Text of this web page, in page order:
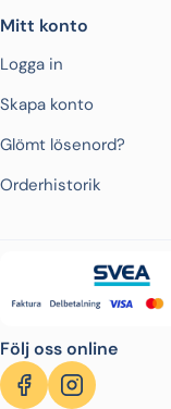
Mitt konto
Logga in
Skapa konto
Glömt lösenord?
Orderhistorik
Följ oss online
FacebookInstagram